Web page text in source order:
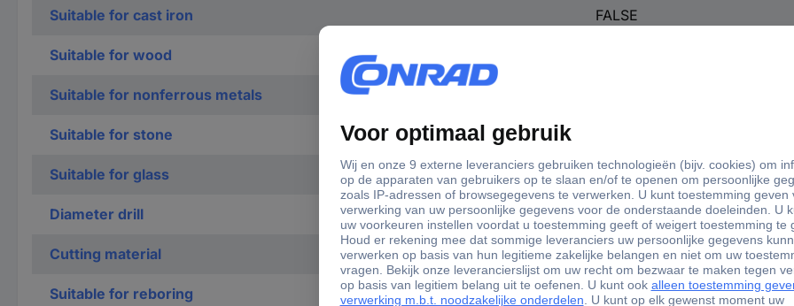
Suitable for cast iron FALSE
Suitable for wood
Suitable for nonferrous metals
Suitable for stone
Suitable for glass FALSE
Diameter drill 7.50 mm
Cutting material HSS
Suitable for reboring FALSE